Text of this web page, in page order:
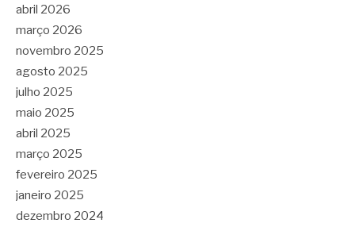
abril 2026
março 2026
novembro 2025
agosto 2025
julho 2025
maio 2025
abril 2025
março 2025
fevereiro 2025
janeiro 2025
dezembro 2024